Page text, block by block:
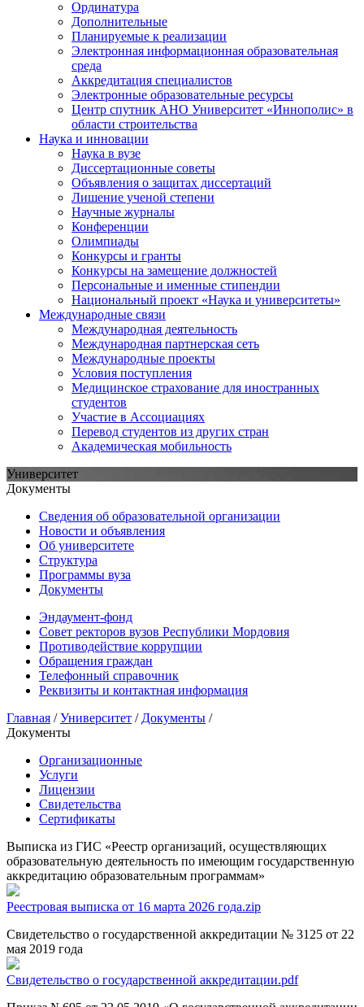
Ординатура
Дополнительные
Планируемые к реализации
Электронная информационная образовательная
среда
Аккредитация специалистов
Электронные образовательные ресурсы
Центр спутник АНО Университет «Иннополис» в
области строительства
Наука и инновации
Наука в вузе
Диссертационные советы
Объявления о защитах диссертаций
Лишение ученой степени
Научные журналы
Конференции
Олимпиады
Конкурсы и гранты
Конкурсы на замещение должностей
Персональные и именные стипендии
Национальный проект «Наука и университеты»
Международные связи
Международная деятельность
Международная партнерская сеть
Международные проекты
Условия поступления
Медицинское страхование для иностранных
студентов
Участие в Ассоциациях
Перевод студентов из других стран
Академическая мобильность
Университет
Документы
Сведения об образовательной организации
Новости и объявления
Об университете
Структура
Программы вуза
Документы
Эндаумент-фонд
Совет ректоров вузов Республики Мордовия
Противодействие коррупции
Обращения граждан
Телефонный справочник
Реквизиты и контактная информация
Главная /Университет / Документы /
Документы
Организационные
Услуги
Лицензии
Свидетельства
Сертификаты
Выписка из ГИС «Реестр организаций, осуществляющих
образовательную деятельность по имеющим государственную
аккредитацию образовательным программам»
Реестровая выписка от 16 марта 2026 года.zip
Свидетельство о государственной аккредитации № 3125 от 22
мая 2019 года
Свидетельство о государственной аккредитации.pdf